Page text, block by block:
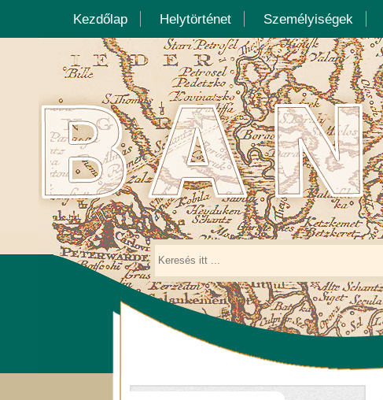
Kezdőlap Helytörténet Személyiségek